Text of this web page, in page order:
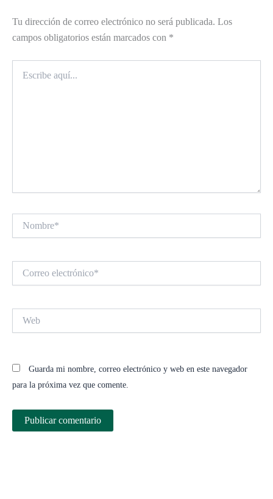
Tu dirección de correo electrónico no será publicada. Los
campos obligatorios están marcados con *
aquí...
electrónico*
Guarda mi nombre, correo electrónico y web en este navegador
para la próxima vez que comente.